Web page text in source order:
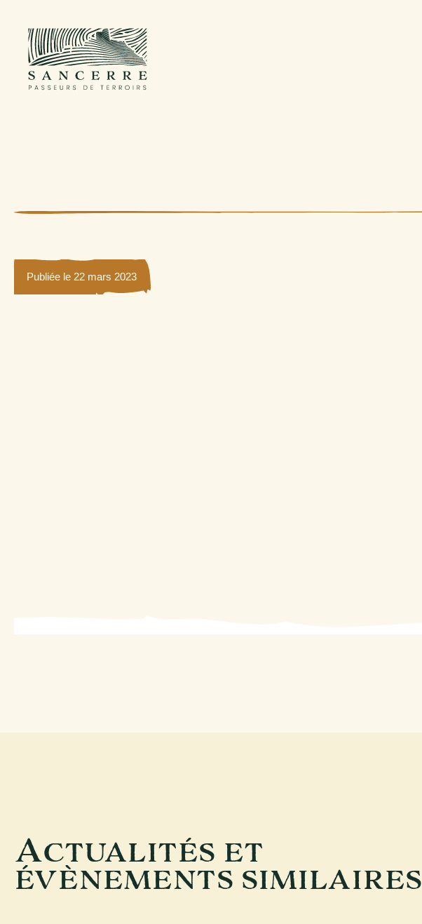
Publiée le 22 mars 2023
ACTUALITÉS ET
ÉVÈNEMENTS SIMILAIRES